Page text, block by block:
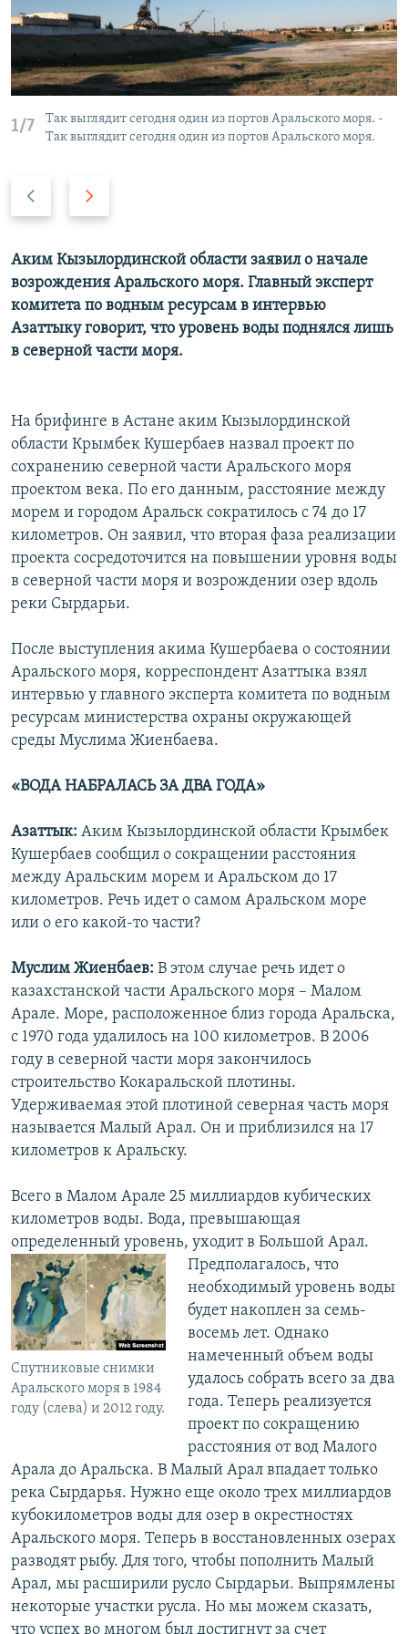
1/7
Так выглядит сегодня один из портов Аральского моря. -
Так выглядит сегодня один из портов Аральского моря.
Previous
Next
Аким Кызылординской области заявил о начале
возрождения Аральского моря. Главный эксперт
комитета по водным ресурсам в интервью
Азаттыку говорит, что уровень воды поднялся лишь
в северной части моря.
На брифинге в Астане аким Кызылординской
области Крымбек Кушербаев назвал проект по
сохранению северной части Аральского моря
проектом века. По его данным, расстояние между
морем и городом Аральск сократилось с 74 до 17
километров. Он заявил, что вторая фаза реализации
проекта сосредоточится на повышении уровня воды
в северной части моря и возрождении озер вдоль
реки Сырдарьи.
После выступления акима Кушербаева о состоянии
Аральского моря, корреспондент Азаттыка взял
интервью у главного эксперта комитета по водным
ресурсам министерства охраны окружающей
среды Муслима Жиенбаева.
«ВОДА НАБРАЛАСЬ ЗА ДВА ГОДА»
Азаттык: Аким Кызылординской области Крымбек
Кушербаев сообщил о сокращении расстояния
между Аральским морем и Аральском до 17
километров. Речь идет о самом Аральском море
или о его какой-то части?
Муслим Жиенбаев: В этом случае речь идет о
казахстанской части Аральского моря – Малом
Арале. Море, расположенное близ города Аральска,
с 1970 года удалилось на 100 километров. В 2006
году в северной части моря закончилось
строительство Кокаральской плотины.
Удерживаемая этой плотиной северная часть моря
называется Малый Арал. Он и приблизился на 17
километров к Аральску.
Всего в Малом Арале 25 миллиардов кубических
километров воды. Вода, превышающая
определенный уровень, уходит в Большой Арал.
Предполагалось,
Спутниковые снимки
Аральского моря в 1984
году (слева) и 2012 году.
что
необходимый уровень воды
будет накоплен за семь-
восемь лет. Однако
намеченный объем воды
удалось собрать всего за два
года. Теперь реализуется
проект по сокращению
расстояния от вод Малого
Арала до Аральска. В Малый Арал впадает только
река Сырдарья. Нужно еще около трех миллиардов
кубокилометров воды для озер в окрестностях
Аральского моря. Теперь в восстановленных озерах
разводят рыбу. Для того, чтобы пополнить Малый
Арал, мы расширили русло Сырдарьи. Выпрямлены
некоторые участки русла. Но мы можем сказать,
что успех во многом был достигнут за счет